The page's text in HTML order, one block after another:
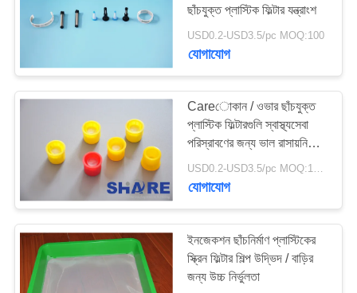
মামলা
উদ্ধৃতি
অনুরোধ
সাইট
ম্যাপ
ছাঁচযুক্ত প্লাস্টিক ফিল্টার যন্ত্রাংশ
USD0.2-USD3.5/pc MOQ:100
যোগাযোগ
Careোকান / ওভার ছাঁচযুক্ত
প্লাস্টিক ফিল্টারগুলি স্বাস্থ্যসেবা
পরিস্রাবণের জন্য ভাল রাসায়নিক
বৈশিষ্ট্যগুলি
USD0.2-USD3.5/pc MOQ:100PCS
যোগাযোগ
ইনজেকশন ছাঁচনির্মাণ প্লাস্টিকের
স্ক্রিন ফিল্টার শিল্প উদ্ভিদ / বাড়ির
জন্য উচ্চ নির্ভুলতা